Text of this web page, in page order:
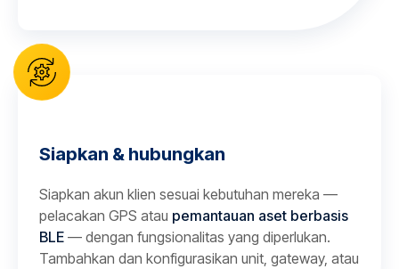
Siapkan & hubungkan
Siapkan akun klien sesuai kebutuhan mereka —
pelacakan GPS atau pemantauan aset berbasis
BLE — dengan fungsionalitas yang diperlukan.
Tambahkan dan konfigurasikan unit, gateway, atau